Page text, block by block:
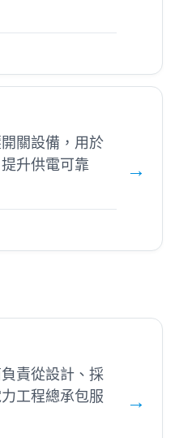
關設備，用於
升供電可靠
責從設計、採
工程總承包服